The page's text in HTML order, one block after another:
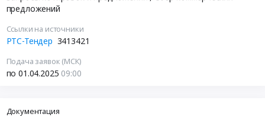
предложений
Ссылки на источники
РТС-Тендер 3413421
Подача заявок (МСК)
по 01.04.2025 09:00
Документация